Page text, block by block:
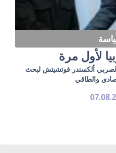
لأول مرة
ألكسندر فوتشيتش لبحث
والطاقي